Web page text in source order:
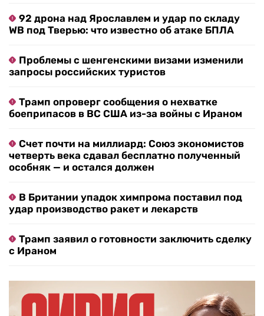
92 дрона над Ярославлем и удар по складу
WB под Тверью: что известно об атаке БПЛА
Проблемы с шенгенскими визами изменили
запросы российских туристов
Трамп опроверг сообщения о нехватке
боеприпасов в ВС США из-за войны с Ираном
Счет почти на миллиард: Союз экономистов
четверть века сдавал бесплатно полученный
особняк — и остался должен
В Британии упадок химпрома поставил под
удар производство ракет и лекарств
Трамп заявил о готовности заключить сделку
с Ираном